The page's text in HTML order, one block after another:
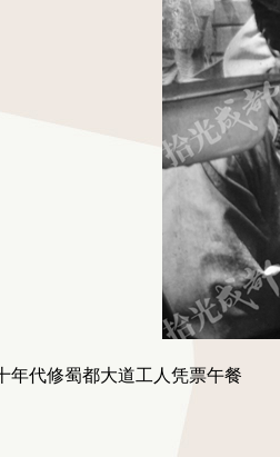
年代修蜀都大道工人凭票午餐